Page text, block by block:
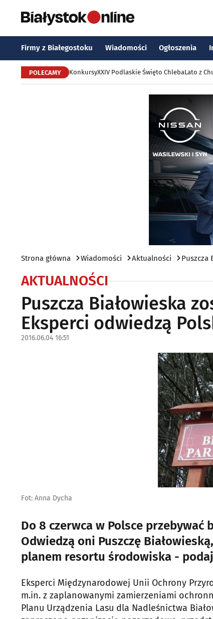
Firmy z Białegostoku Wiadomości Ogłoszenia
POLECAMY KonkursyXXIV Podlaskie Święto ChlebaLato z
Strona główna Wiadomości Aktualności Puszcza
AKTUALNOŚCI
Puszcza Białowieska
Eksperci odwiedzą
2016.06.04 16:51
Fot: Anna Dycha
Do 8 czerwca w Polsce przebywać
Odwiedzą oni Puszczę
planem resortu środowiska -
Eksperci Międzynarodowej Unii Ochrony
m.in. z zaplanowanymi zamierzeniami
Planu Urządzenia Lasu dla Nadleśnictwa